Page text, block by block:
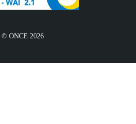
© ONCE 2026